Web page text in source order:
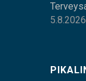
5.8.2026